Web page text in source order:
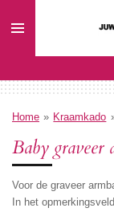
direct
hoofdinhoud
Home » Kraamkado
Baby graveer
Voor de graveer
In het